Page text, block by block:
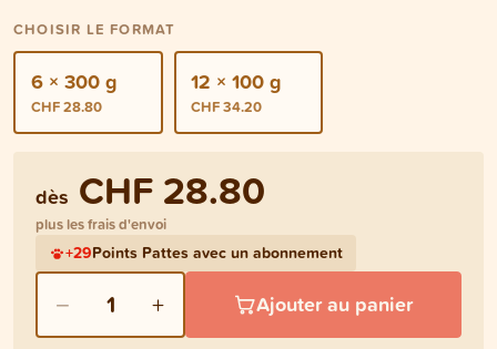
CHOISIR LE FORMAT
6 × 300 g
CHF 28.80
12 × 100 g
CHF 34.20
dès CHF 28.80
plus les frais d'envoi
+29Points Pattes avec un abonnement
− 1 + Ajouter au panier